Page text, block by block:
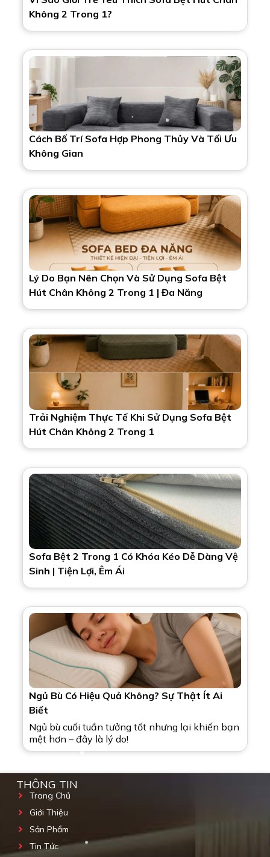
Không 2 Trong 1?
Cách Bố Trí Sofa Hợp Phong Thủy Và Tối Ưu
Không Gian
Lý Do Bạn Nên Chọn Và Sử Dụng Sofa Bệt
Hút Chân Không 2 Trong 1 | Đa Năng
Trải Nghiệm Thực Tế Khi Sử Dụng Sofa Bệt
Hút Chân Không 2 Trong 1
Sofa Bệt 2 Trong 1 Có Khóa Kéo Dễ Dàng Vệ
Sinh | Tiện Lợi, Êm Ái
Ngủ Bù Có Hiệu Quả Không? Sự Thật Ít Ai
Biết
Ngủ bù cuối tuần tưởng tốt nhưng lại khiến bạn
mệt hơn – đây là lý do!
THÔNG TIN
Trang Chủ
Giới Thiệu
Sản Phẩm
Tin Tức